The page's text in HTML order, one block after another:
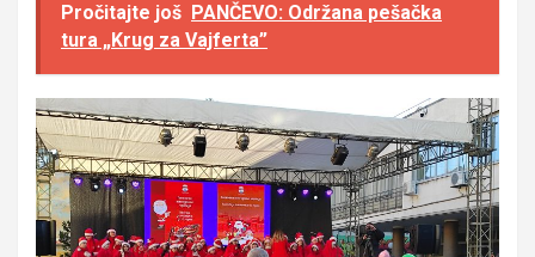
Pročitajte još PANČEVO: Održana pešačka
tura „Krug za Vajferta”